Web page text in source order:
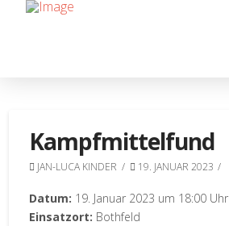
Kampfmittelfund
JAN-LUCA KINDER 19. JANUAR 2023
Datum: 19. Januar 2023 um 18:00 Uhr
Einsatzort: Bothfeld